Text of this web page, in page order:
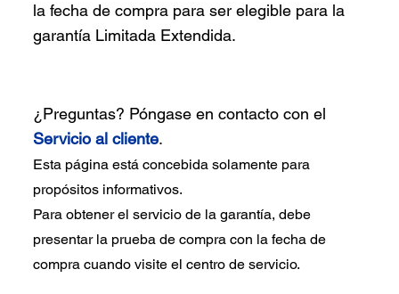
la fecha de compra para ser elegible para la
garantía Limitada Extendida.
¿Preguntas? Póngase en contacto con el
Servicio al cliente.
Esta página está concebida solamente para
propósitos informativos.
Para obtener el servicio de la garantía, debe
presentar la prueba de compra con la fecha de
compra cuando visite el centro de servicio.